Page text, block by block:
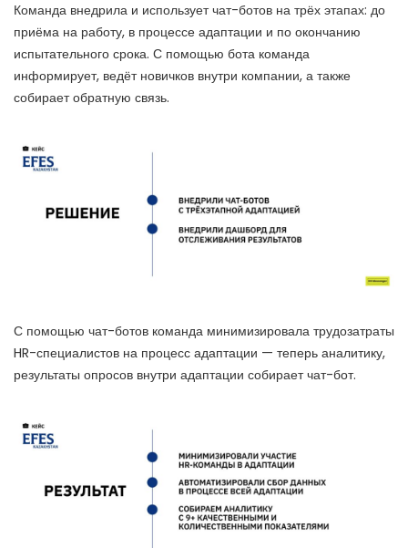
Команда внедрила и использует чат-ботов на трёх этапах: до
приёма на работу, в процессе адаптации и по окончанию
испытательного срока. С помощью бота команда
информирует, ведёт новичков внутри компании, а также
собирает обратную связь.
С помощью чат-ботов команда минимизировала трудозатраты
HR-специалистов на процесс адаптации — теперь аналитику,
результаты опросов внутри адаптации собирает чат-бот.